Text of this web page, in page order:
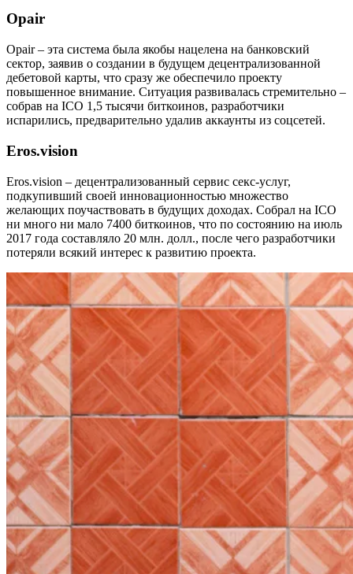
Opair
Opair – эта система была якобы нацелена на банковский
сектор, заявив о создании в будущем децентрализованной
дебетовой карты, что сразу же обеспечило проекту
повышенное внимание. Ситуация развивалась стремительно –
собрав на ICO 1,5 тысячи биткоинов, разработчики
испарились, предварительно удалив аккаунты из соцсетей.
Eros.vision
Eros.vision – децентрализованный сервис секс-услуг,
подкупивший своей инновационностью множество
желающих поучаствовать в будущих доходах. Собрал на ICO
ни много ни мало 7400 биткоинов, что по состоянию на июль
2017 года составляло 20 млн. долл., после чего разработчики
потеряли всякий интерес к развитию проекта.